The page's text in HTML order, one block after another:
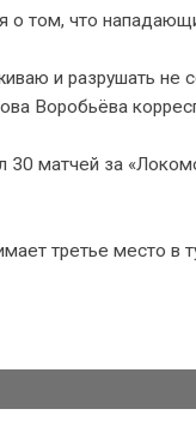
том, что
и разрушать
Воробьёва
матчей за
третье место в